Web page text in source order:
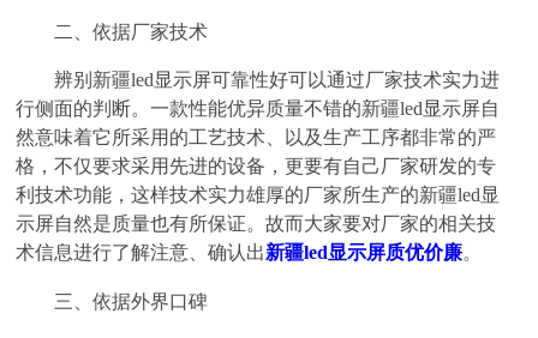
二、依据厂家技术
辨别新疆led显示屏可靠性好可以通过厂家技术实力进
行侧面的判断。一款性能优异质量不错的新疆led显示屏自
然意味着它所采用的工艺技术、以及生产工序都非常的严
格，不仅要求采用先进的设备，更要有自己厂家研发的专
利技术功能，这样技术实力雄厚的厂家所生产的新疆led显
示屏自然是质量也有所保证。故而大家要对厂家的相关技
术信息进行了解注意、确认出新疆led显示屏质优价廉。
三、依据外界口碑